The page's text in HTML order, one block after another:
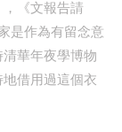
《文報告請
是作為有留念意
華年夜學博物
借用過這個衣